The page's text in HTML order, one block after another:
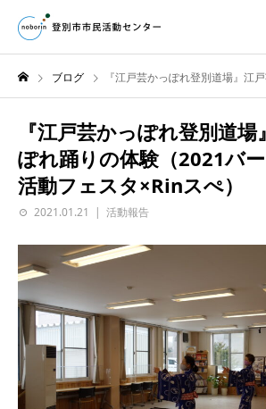
ブログ 『江戸芸かっぽれ登別道場』江戸芸かっぽれ踊りの体験（
『江戸芸かっぽれ登別道
ぽれ踊りの体験（2021バ
活動フェスタ×Rinスぺ）
2021.01.21 活動報告